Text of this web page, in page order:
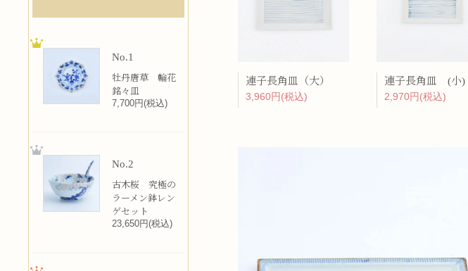
連子長角皿（大）
3,960円(税込)
連子長角皿 (小)
2,970円(税込)
No.1
牡丹唐草 輪花
銘々皿
7,700円(税込)
No.2
古木桜 究極の
ラーメン鉢レン
ゲセット
23,650円(税込)